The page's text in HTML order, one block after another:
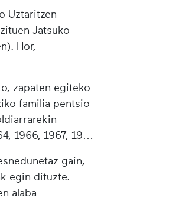
Uztaritzen
Jatsuko
Hor,
zapaten egiteko
familia pentsio
1966, 1967, 1971
gain,
egin dituzte.
alaba